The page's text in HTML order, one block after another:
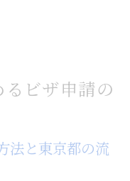
ビザ申請の
法と東京都の流